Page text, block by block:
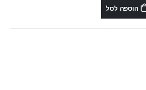
הוספה לסל